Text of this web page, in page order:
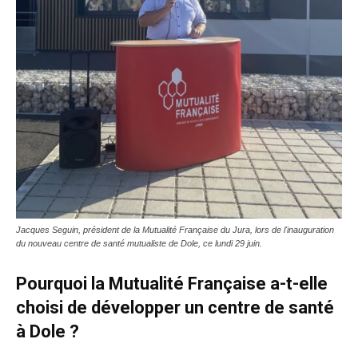
Jacques Seguin, président de la Mutualité Française du Jura, lors de l'inauguration
du nouveau centre de santé mutualiste de Dole, ce lundi 29 juin.
Pourquoi la Mutualité Française a-t-elle
choisi de développer un centre de santé
à Dole ?